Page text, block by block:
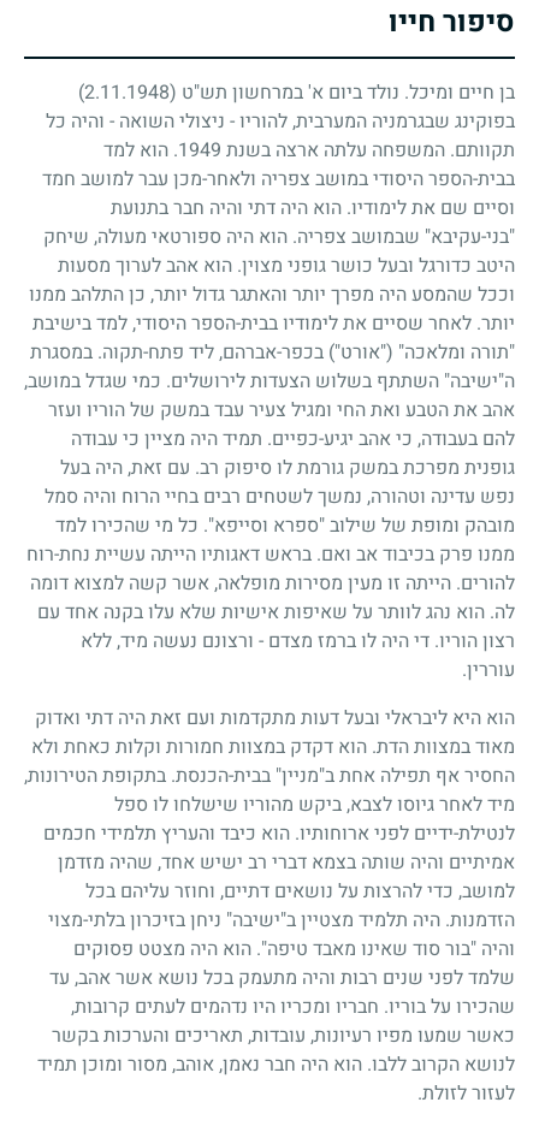
סיפור חייו
בן חיים ומיכל. נולד ביום א' במרחשון תש"ט (2.11.1948)
בפוקינג שבגרמניה המערבית, להוריו - ניצולי השואה - והיה כל
תקוותם. המשפחה עלתה ארצה בשנת 1949. הוא למד
בבית-הספר היסודי במושב צפריה ולאחר-מכן עבר למושב חמד
וסיים שם את לימודיו. הוא היה דתי והיה חבר בתנועת
"בני-עקיבא" שבמושב צפריה. הוא היה ספורטאי מעולה, שיחק
היטב כדורגל ובעל כושר גופני מצוין. הוא אהב לערוך מסעות
וככל שהמסע היה מפרך יותר והאתגר גדול יותר, כן התלהב ממנו
יותר. לאחר שסיים את לימודיו בבית-הספר היסודי, למד בישיבת
"תורה ומלאכה" ("אורט") בכפר-אברהם, ליד פתח-תקוה. במסגרת
ה"ישיבה" השתתף בשלוש הצעדות לירושלים. כמי שגדל במושב,
אהב את הטבע ואת החי ומגיל צעיר עבד במשק של הוריו ועזר
להם בעבודה, כי אהב יגיע-כפיים. תמיד היה מציין כי עבודה
גופנית מפרכת במשק גורמת לו סיפוק רב. עם זאת, היה בעל
נפש עדינה וטהורה, נמשך לשטחים רבים בחיי הרוח והיה סמל
מובהק ומופת של שילוב "ספרא וסייפא". כל מי שהכירו למד
ממנו פרק בכיבוד אב ואם. בראש דאגותיו הייתה עשיית נחת-רוח
להורים. הייתה זו מעין מסירות מופלאה, אשר קשה למצוא דומה
לה. הוא נהג לוותר על שאיפות אישיות שלא עלו בקנה אחד עם
רצון הוריו. די היה לו ברמז מצדם - ורצונם נעשה מיד, ללא
עוררין.
הוא היא ליבראלי ובעל דעות מתקדמות ועם זאת היה דתי ואדוק
מאוד במצוות הדת. הוא דקדק במצוות חמורות וקלות כאחת ולא
החסיר אף תפילה אחת ב"מניין" בבית-הכנסת. בתקופת הטירונות,
מיד לאחר גיוסו לצבא, ביקש מהוריו שישלחו לו ספל
לנטילת-ידיים לפני ארוחותיו. הוא כיבד והעריץ תלמידי חכמים
אמיתיים והיה שותה בצמא דברי רב ישיש אחד, שהיה מזדמן
למושב, כדי להרצות על נושאים דתיים, וחוזר עליהם בכל
הזדמנות. היה תלמיד מצטיין ב"ישיבה" ניחן בזיכרון בלתי-מצוי
והיה "בור סוד שאינו מאבד טיפה". הוא היה מצטט פסוקים
שלמד לפני שנים רבות והיה מתעמק בכל נושא אשר אהב, עד
שהכירו על בוריו. חבריו ומכריו היו נדהמים לעתים קרובות,
כאשר שמעו מפיו רעיונות, עובדות, תאריכים והערכות בקשר
לנושא הקרוב ללבו. הוא היה חבר נאמן, אוהב, מסור ומוכן תמיד
לעזור לזולת.